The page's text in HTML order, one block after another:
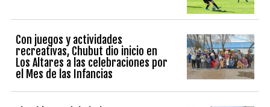
Con juegos y actividades
recreativas, Chubut dio inicio en
Los Altares a las celebraciones por
el Mes de las Infancias